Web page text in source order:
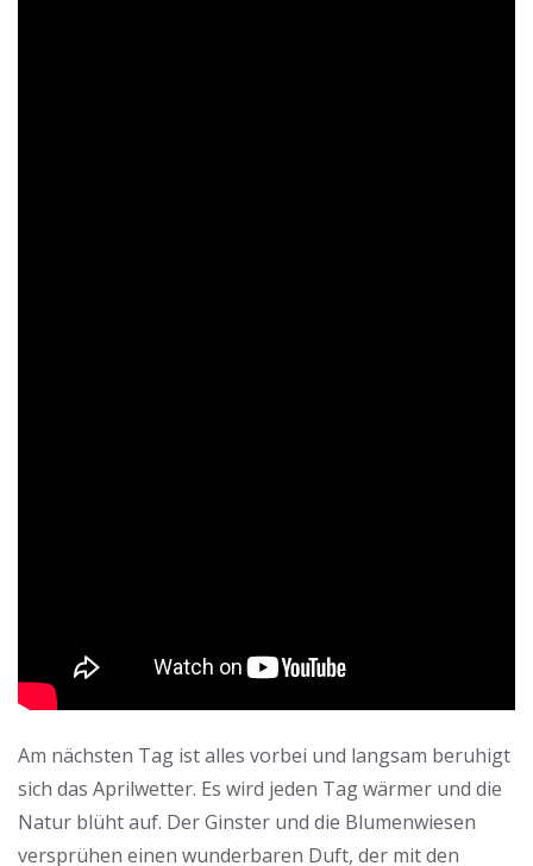
Am nächsten Tag ist alles vorbei und langsam beruhigt
sich das Aprilwetter. Es wird jeden Tag wärmer und die
Natur blüht auf. Der Ginster und die Blumenwiesen
versprühen einen wunderbaren Duft, der mit den